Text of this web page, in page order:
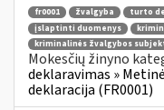
fr0001 žvalgyba turto
įslaptinti duomenys
kriminalinės žvalgybos
Mokesčių žinyno
deklaravimas »
deklaracija (FR0001)